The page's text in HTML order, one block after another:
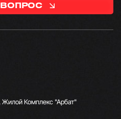
Комплекс "Арбат"
ВОПРОС